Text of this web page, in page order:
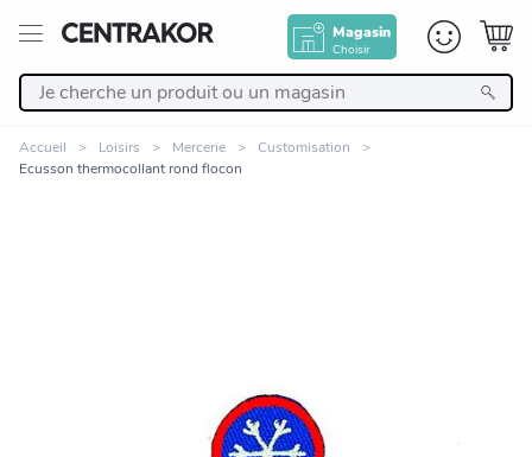
Magasin
Choisir
Cuisine et art de la table
Accueil Loisirs Mercerie
Customisation
Ecusson thermocollant rond flocon